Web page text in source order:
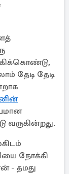
தேடி தேடி
வருகின்றது.
நோக்கி
- தமது